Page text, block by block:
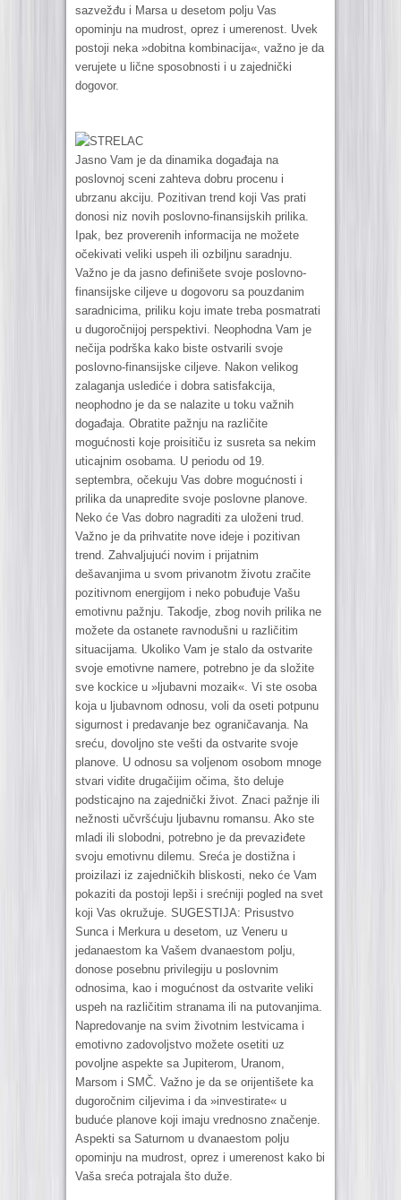
sazvežđu i Marsa u desetom polju Vas
opominju na mudrost, oprez i umerenost. Uvek
postoji neka »dobitna kombinacija«, važno je da
verujete u lične sposobnosti i u zajednički
dogovor.
STRELAC
Jasno Vam je da dinamika događaja na
poslovnoj sceni zahteva dobru procenu i
ubrzanu akciju. Pozitivan trend koji Vas prati
donosi niz novih poslovno-finansijskih prilika.
Ipak, bez proverenih informacija ne možete
očekivati veliki uspeh ili ozbiljnu saradnju.
Važno je da jasno definišete svoje poslovno-
finansijske ciljeve u dogovoru sa pouzdanim
saradnicima, priliku koju imate treba posmatrati
u dugoročnijoj perspektivi. Neophodna Vam je
nečija podrška kako biste ostvarili svoje
poslovno-finansijske ciljeve. Nakon velikog
zalaganja uslediće i dobra satisfakcija,
neophodno je da se nalazite u toku važnih
događaja. Obratite pažnju na različite
mogućnosti koje proisitiču iz susreta sa nekim
uticajnim osobama. U periodu od 19.
septembra, očekuju Vas dobre mogućnosti i
prilika da unapredite svoje poslovne planove.
Neko će Vas dobro nagraditi za uloženi trud.
Važno je da prihvatite nove ideje i pozitivan
trend. Zahvaljujući novim i prijatnim
dešavanjima u svom privanotm životu zračite
pozitivnom energijom i neko pobuđuje Vašu
emotivnu pažnju. Takodje, zbog novih prilika ne
možete da ostanete ravnodušni u različitim
situacijama. Ukoliko Vam je stalo da ostvarite
svoje emotivne namere, potrebno je da složite
sve kockice u »ljubavni mozaik«. Vi ste osoba
koja u ljubavnom odnosu, voli da oseti potpunu
sigurnost i predavanje bez ograničavanja. Na
sreću, dovoljno ste vešti da ostvarite svoje
planove. U odnosu sa voljenom osobom mnoge
stvari vidite drugačijim očima, što deluje
podsticajno na zajednički život. Znaci pažnje ili
nežnosti učvršćuju ljubavnu romansu. Ako ste
mladi ili slobodni, potrebno je da prevaziđete
svoju emotivnu dilemu. Sreća je dostižna i
proizilazi iz zajedničkih bliskosti, neko će Vam
pokaziti da postoji lepši i srećniji pogled na svet
koji Vas okružuje. SUGESTIJA: Prisustvo
Sunca i Merkura u desetom, uz Veneru u
jedanaestom ka Vašem dvanaestom polju,
donose posebnu privilegiju u poslovnim
odnosima, kao i mogućnost da ostvarite veliki
uspeh na različitim stranama ili na putovanjima.
Napredovanje na svim životnim lestvicama i
emotivno zadovoljstvo možete osetiti uz
povoljne aspekte sa Jupiterom, Uranom,
Marsom i SMČ. Važno je da se orijentišete ka
dugoročnim ciljevima i da »investirate« u
buduće planove koji imaju vrednosno značenje.
Aspekti sa Saturnom u dvanaestom polju
opominju na mudrost, oprez i umerenost kako bi
Vaša sreća potrajala što duže.